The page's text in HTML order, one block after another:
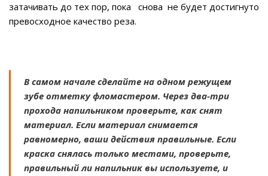
затачивать до тех пор, пока снова не будет достигнуто
превосходное качество реза.
В самом начале сделайте на одном режущем
зубе отметку фломастером. Через два-три
прохода напильником проверьте, как снят
материал. Если материал снимается
равномерно, ваши действия правильные. Если
краска снялась только местами, проверьте,
правильный ли напильник вы используете, и